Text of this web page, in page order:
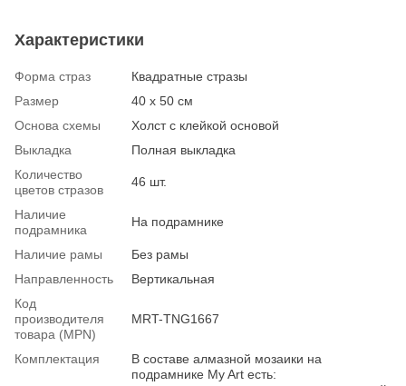
Характеристики
Форма страз
Квадратные стразы
Размер
40 х 50 см
Основа схемы
Холст с клейкой основой
Выкладка
Полная выкладка
Количество
цветов стразов
46 шт.
Наличие
подрамника
На подрамнике
Наличие рамы
Без рамы
Направленность
Вертикальная
Код
производителя
товара (MPN)
MRT-TNG1667
Комплектация
В составе алмазной мозаики на
подрамнике My Art есть: